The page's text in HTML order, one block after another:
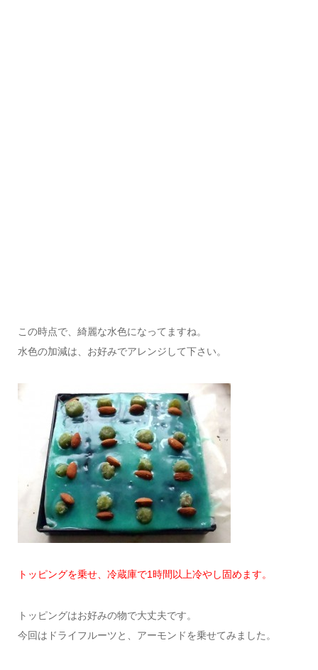
この時点で、綺麗な水色になってますね。
水色の加減は、お好みでアレンジして下さい。
トッピングを乗せ、冷蔵庫で1時間以上冷やし固めます。
トッピングはお好みの物で大丈夫です。
今回はドライフルーツと、アーモンドを乗せてみました。